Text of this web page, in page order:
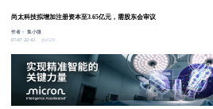
尚太科技拟增加注册资本至3.65亿元，需股东会审议
作者：集小微
07-07 22:43
4329